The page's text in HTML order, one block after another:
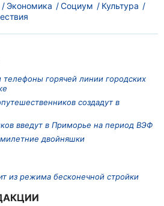
горячей линии городских
создадут в
введут в Приморье на период ВЭФ
двойняшки
из режима бесконечной стройки
Экономика Социум
Культура